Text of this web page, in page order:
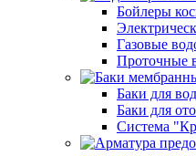
Бойлеры
Газовые
Проточные
Баки для
Баки для
Система